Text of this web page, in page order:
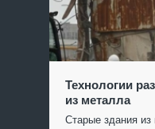
Технологии
из металла
Старые здания